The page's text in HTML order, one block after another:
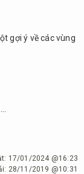
gợi ý về các vùng
17/01/2024 @16:23
28/11/2019 @10:31